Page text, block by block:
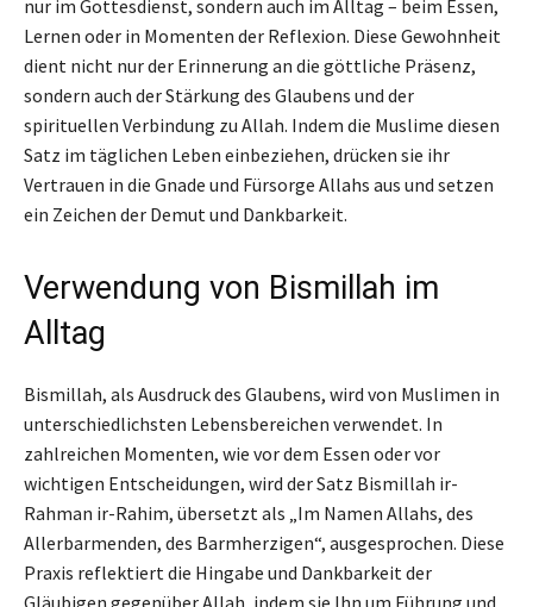
nur im Gottesdienst, sondern auch im Alltag – beim Essen,
Lernen oder in Momenten der Reflexion. Diese Gewohnheit
dient nicht nur der Erinnerung an die göttliche Präsenz,
sondern auch der Stärkung des Glaubens und der
spirituellen Verbindung zu Allah. Indem die Muslime diesen
Satz im täglichen Leben einbeziehen, drücken sie ihr
Vertrauen in die Gnade und Fürsorge Allahs aus und setzen
ein Zeichen der Demut und Dankbarkeit.
Verwendung von Bismillah im
Alltag
Bismillah, als Ausdruck des Glaubens, wird von Muslimen in
unterschiedlichsten Lebensbereichen verwendet. In
zahlreichen Momenten, wie vor dem Essen oder vor
wichtigen Entscheidungen, wird der Satz Bismillah ir-
Rahman ir-Rahim, übersetzt als „Im Namen Allahs, des
Allerbarmenden, des Barmherzigen“, ausgesprochen. Diese
Praxis reflektiert die Hingabe und Dankbarkeit der